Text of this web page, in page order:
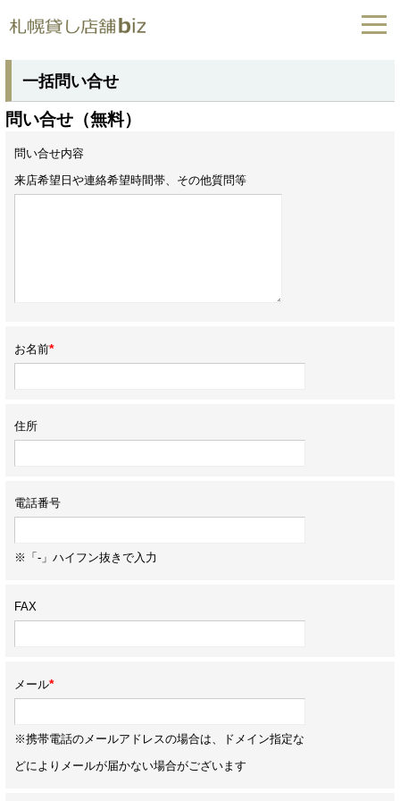
一括問い合せ
問い合せ（無料）
問い合せ内容
来店希望日や連絡希望時間帯、その他質問等
お名前*
住所
電話番号
※「-」ハイフン抜きで入力
FAX
メール*
※携帯電話のメールアドレスの場合は、ドメイン指定な
どによりメールが届かない場合がございます